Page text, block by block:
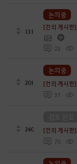
131
[건의 게시판]
23
논의중
201 [건의 게시판]
37
논의중
240 [건의 게시판]
70